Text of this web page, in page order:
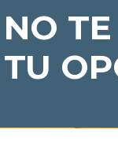
NO
TU